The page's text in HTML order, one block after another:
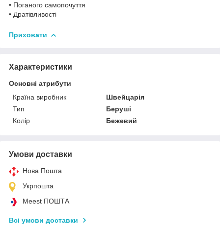
• Поганого самопочуття
• Дратівливості
Приховати
Характеристики
Основні атрибути
Країна виробник
Швейцарія
Тип
Беруші
Колір
Бежевий
Умови доставки
Нова Пошта
Укрпошта
Meest ПОШТА
Всі умови доставки